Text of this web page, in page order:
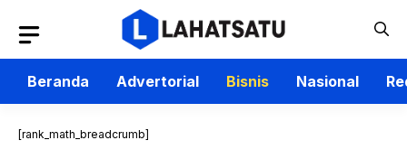
isi
Beranda
Advertorial Bisnis Nasional
[rank_math_breadcrumb]